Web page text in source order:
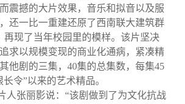
震撼的大片效果，音乐和拟音以及服
还一比一重建还原了西南联大建筑群
再现了当年校园里的模样。该片坚决
求以规模变现的商业化通病，紧凑精
他剧的三集，40集的总集数，每集45
令”以来的艺术精品。
人张丽影说：“该剧做到了为文化抗战